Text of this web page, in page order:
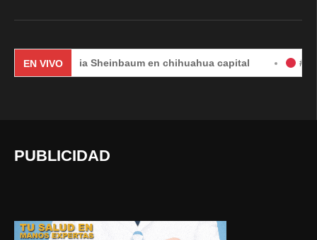
EN VIVO
Claudia Sheinbaum en chihuahua capital #EnVivo |
PUBLICIDAD